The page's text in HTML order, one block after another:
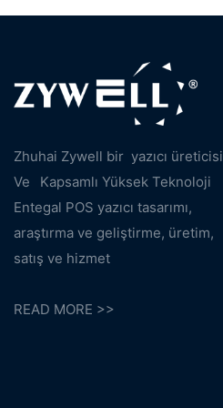
Zhuhai Zywell bir yazıcı üreticisi
Ve
Kapsamlı Yüksek Teknoloji
Entegal POS yazıcı tasarımı,
araştırma ve geliştirme, üretim,
satış ve hizmet
READ MORE >>